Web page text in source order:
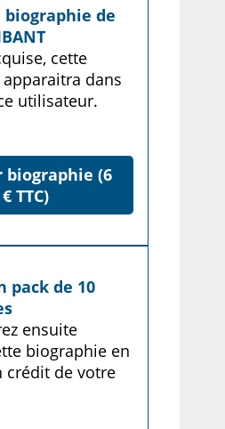
de
cette
dans
utilisateur.
biographie (6
€ TTC)
pack de 10
ensuite
biographie en
crédit de votre